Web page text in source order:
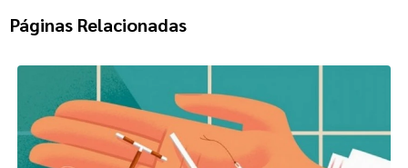
Páginas Relacionadas